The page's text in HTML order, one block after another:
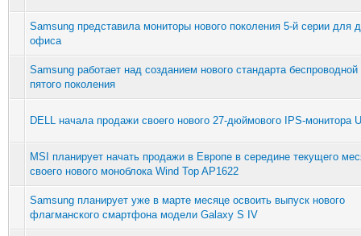
Samsung представила мониторы нового поколения 5-й серии для
офиса
Samsung работает над созданием нового стандарта беспроводной
пятого поколения
DELL начала продажи своего нового 27-дюймового IPS-монитора
MSI планирует начать продажи в Европе в середине текущего
своего нового моноблока Wind Top AP1622
Samsung планирует уже в марте месяце освоить выпуск нового
флагманского смартфона модели Galaxy S IV